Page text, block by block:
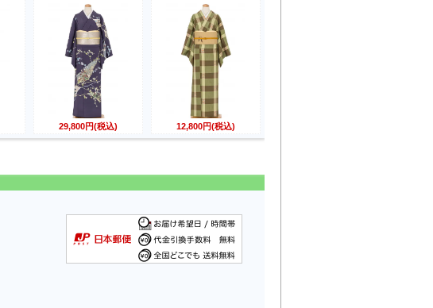
29,800円(税込) 12,800円(税込)